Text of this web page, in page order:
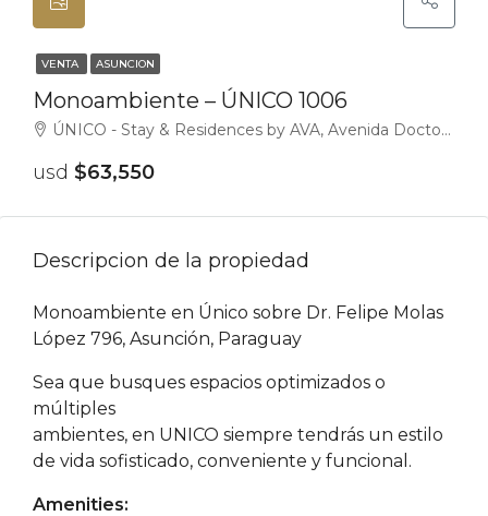
VENTA ASUNCION
Monoambiente – ÚNICO 1006
ÚNICO - Stay & Residences by AVA, Avenida Doctor Felipe Molas López, Asunción, Paraguay
usd $63,550
Descripcion de la propiedad
Monoambiente en Único sobre Dr. Felipe Molas
López 796, Asunción, Paraguay
Sea que busques espacios optimizados o
múltiples
ambientes, en UNICO siempre tendrás un estilo
de vida sofisticado, conveniente y funcional.
Amenities: